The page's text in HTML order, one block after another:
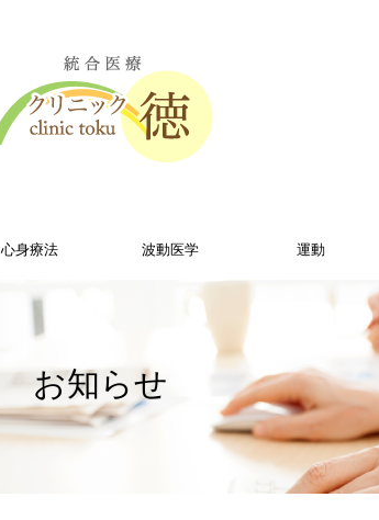
心身療法 波動医学 運動
お知らせ